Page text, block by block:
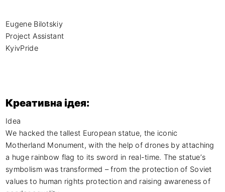
Eugene Bilotskiy
Project Assistant
KyivPride
Креативна ідея:
Idea
We hacked the tallest European statue, the iconic
Motherland Monument, with the help of drones by attaching
a huge rainbow flag to its sword in real-time. The statue’s
symbolism was transformed – from the protection of Soviet
values to human rights protection and raising awareness of